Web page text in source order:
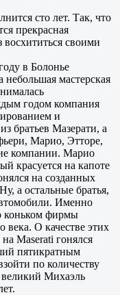
сто лет. Так, что
прекрасная
своими
в Болонье
мастерская
годом компания
и
братьев Мазерати, а
Марио, Этторе,
компании. Марио
красуется на капоте
на созданных
а остальные братья,
Именно
коньком фирмы
века. О качестве этих
Maserati гонялся
пятикратным
по количеству
великий Михаэль